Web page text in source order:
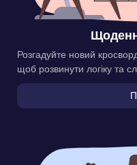
Розгадуйте новий
щоб розвинути логіку та